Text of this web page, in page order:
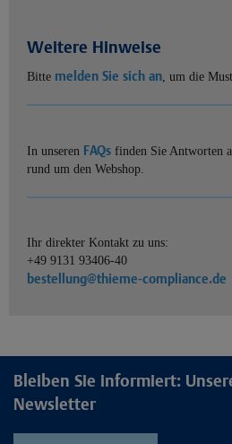
Weitere Hinweise
Bitte melden Sie sich an, um die
In unseren FAQs finden Sie Antworten
rund um den Webshop.
Ihr direkter Kontakt zu uns:
+49 9131 93406-40
bestellung@thieme-compliance.de
Bleiben Sie informiert:
Newsletter